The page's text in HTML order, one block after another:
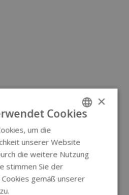
GERMAN
×
Cookies
um die
unserer Website
die weitere Nutzung
stimmen Sie der
gemäß unserer